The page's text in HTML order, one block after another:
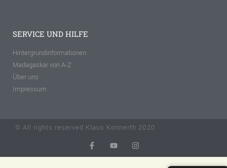
SERVICE UND HILFE
Hintergrundinformationen
Madagaskar von A-Z
Über uns
Impressum
© All rights reserved Klaus Konnerth 2020